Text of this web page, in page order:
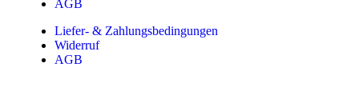
AGB
Liefer- & Zahlungsbedingungen
Widerruf
AGB